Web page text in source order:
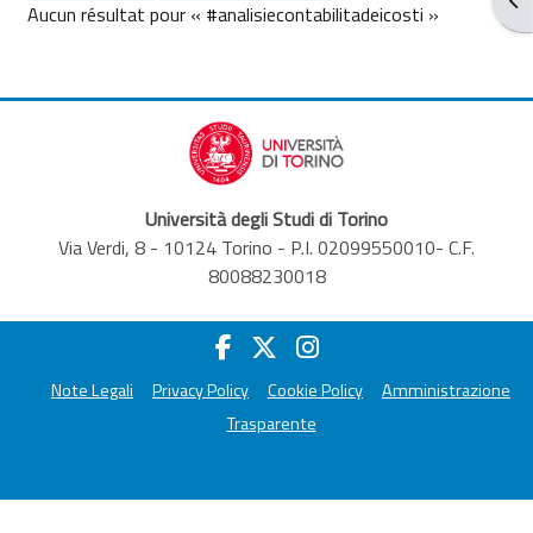
Aucun résultat pour « #analisiecontabilitadeicosti »
Università degli Studi di Torino
Via Verdi, 8 - 10124 Torino - P.I. 02099550010- C.F.
80088230018
Note Legali Privacy Policy Cookie Policy
Amministrazione
Trasparente